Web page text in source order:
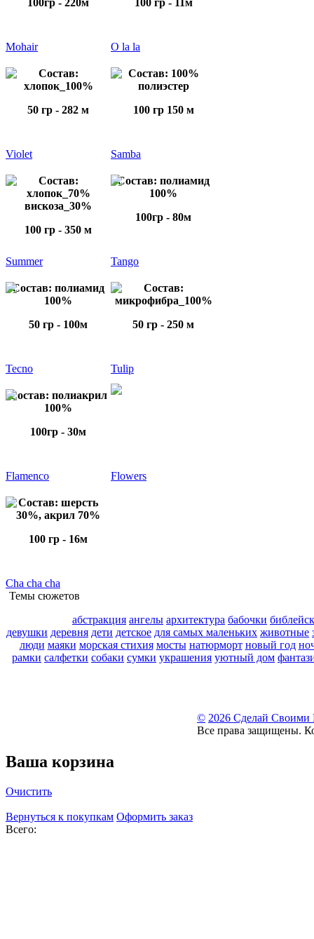
Mohair O la la
Состав:
хлопок_100%
50 гр - 282 м
Violet
Состав: 100%
полиэстер
100 гр 150 м
Samba
Состав:
хлопок_70%
вискоза_30%
100 гр - 350 м
Summer
Состав: полиамид
100%
100гр - 80м
Tango
Состав: полиамид
100%
50 гр - 100м
Tecno
Состав:
микрофибра_100%
50 гр - 250 м
Tulip
Состав: полиакрил
100%
100гр - 30м
Flamenco Flowers
Состав: шерсть
30%, акрил 70%
100 гр - 16м
Cha cha cha
Темы сюжетов
абстракция ангелы архитектура бабочки
девушки деревня дети детское для самых маленьких животные
люди маяки морская стихия мосты натюрморт новый год
рамки салфетки собаки сумки украшения уютный дом
© 2026 Сделай Своими
Все права защищены.
Ваша корзина
Очистить
Вернуться к покупкам Оформить заказ
Всего: